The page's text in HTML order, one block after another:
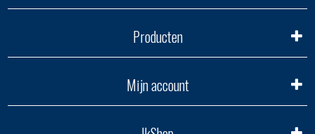
Producten
Mijn account